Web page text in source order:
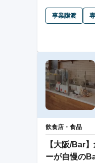
事業譲渡
飲食店・食品
【大阪/Bar
ーが自慢の